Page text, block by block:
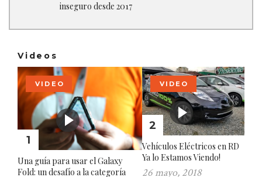
inseguro desde 2017
Videos
1
VIDEO
Una guía para usar el Galaxy
Fold: un desafío a la categoría
2
VIDEO
Vehículos Eléctricos en RD
Ya lo Estamos Viendo!
26 mayo, 2018